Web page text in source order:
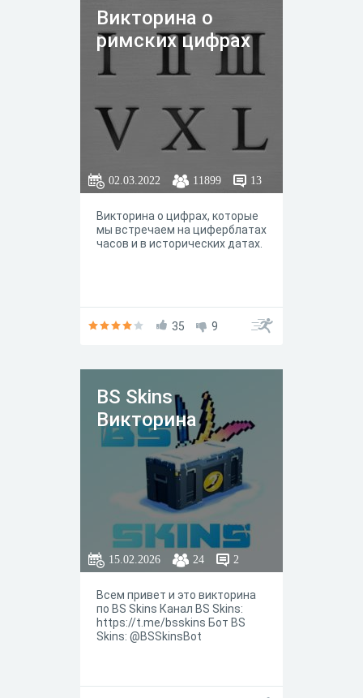
гусеницы до крылатого имаго
– настоящее волшебство!
Какие же ещё секреты есть у
Викторина о
римских цифрах
02.03.2022 11899 13
Викторина о цифрах, которые
мы встречаем на циферблатах
часов и в исторических датах.
35 9
BS Skins
Викторина
15.02.2026 24 2
Всем привет и это викторина
по BS Skins Канал BS Skins:
https://t.me/bsskins Бот BS
Skins: @BSSkinsBot